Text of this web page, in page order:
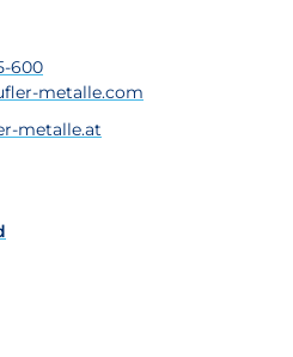
600
metalle.com
metalle.at